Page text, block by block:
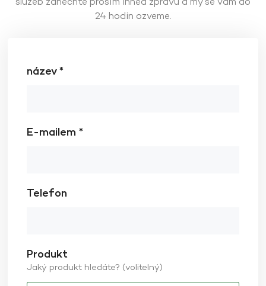
ZJISTĚTE VÍCE ZJISTĚTE VÍCE
24 hodin ozveme.
název *
E-mailem *
Telefon
Produkt
Jaký produkt hledáte? (volitelný)